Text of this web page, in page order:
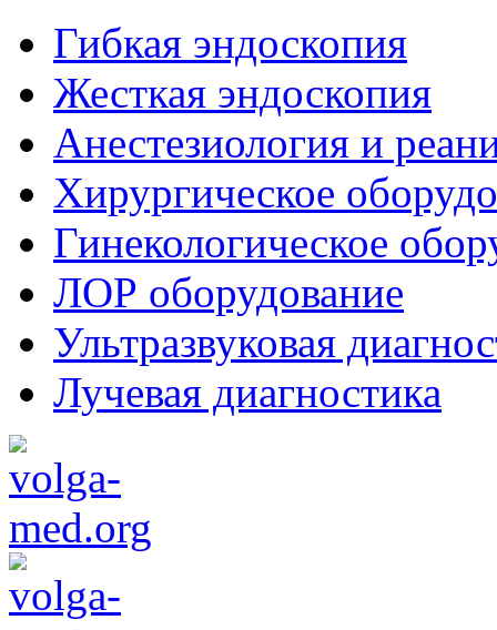
Гибкая эндоскопия
Жесткая эндоскопия
Анестезиология и
Хирургическое
Гинекологическое
ЛОР оборудование
Ультразвуковая
Лучевая диагностика